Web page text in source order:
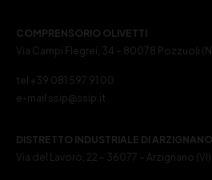
COMPRENSORIO OLIVETTI
Via Campi Flegrei, 34 – 80078 Pozzuoli
tel +39 081 597 91 00
e-mail ssip@ssip.it
DISTRETTO INDUSTRIALE DI
Via del Lavoro, 22 – 36077 – Arzignano (VI)